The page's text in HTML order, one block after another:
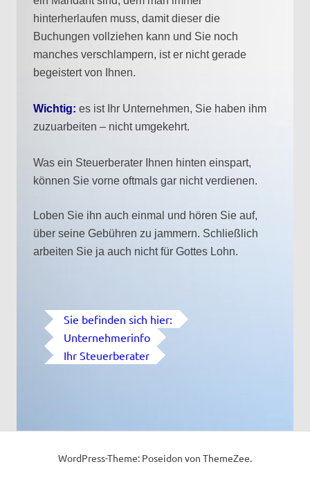
hinterherlaufen muss, damit dieser die
Buchungen vollziehen kann und Sie noch
manches verschlampern, ist er nicht gerade
begeistert von Ihnen.
Wichtig: es ist Ihr Unternehmen, Sie haben ihm
zuzuarbeiten – nicht umgekehrt.
Was ein Steuerberater Ihnen hinten einspart,
können Sie vorne oftmals gar nicht verdienen.
Loben Sie ihn auch einmal und hören Sie auf,
über seine Gebühren zu jammern. Schließlich
arbeiten Sie ja auch nicht für Gottes Lohn.
Sie befinden sich hier:
Unternehmerinfo
Ihr Steuerberater
WordPress-Theme: Poseidon von ThemeZee.